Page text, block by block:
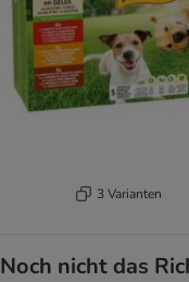
3 Varianten
Noch nicht das